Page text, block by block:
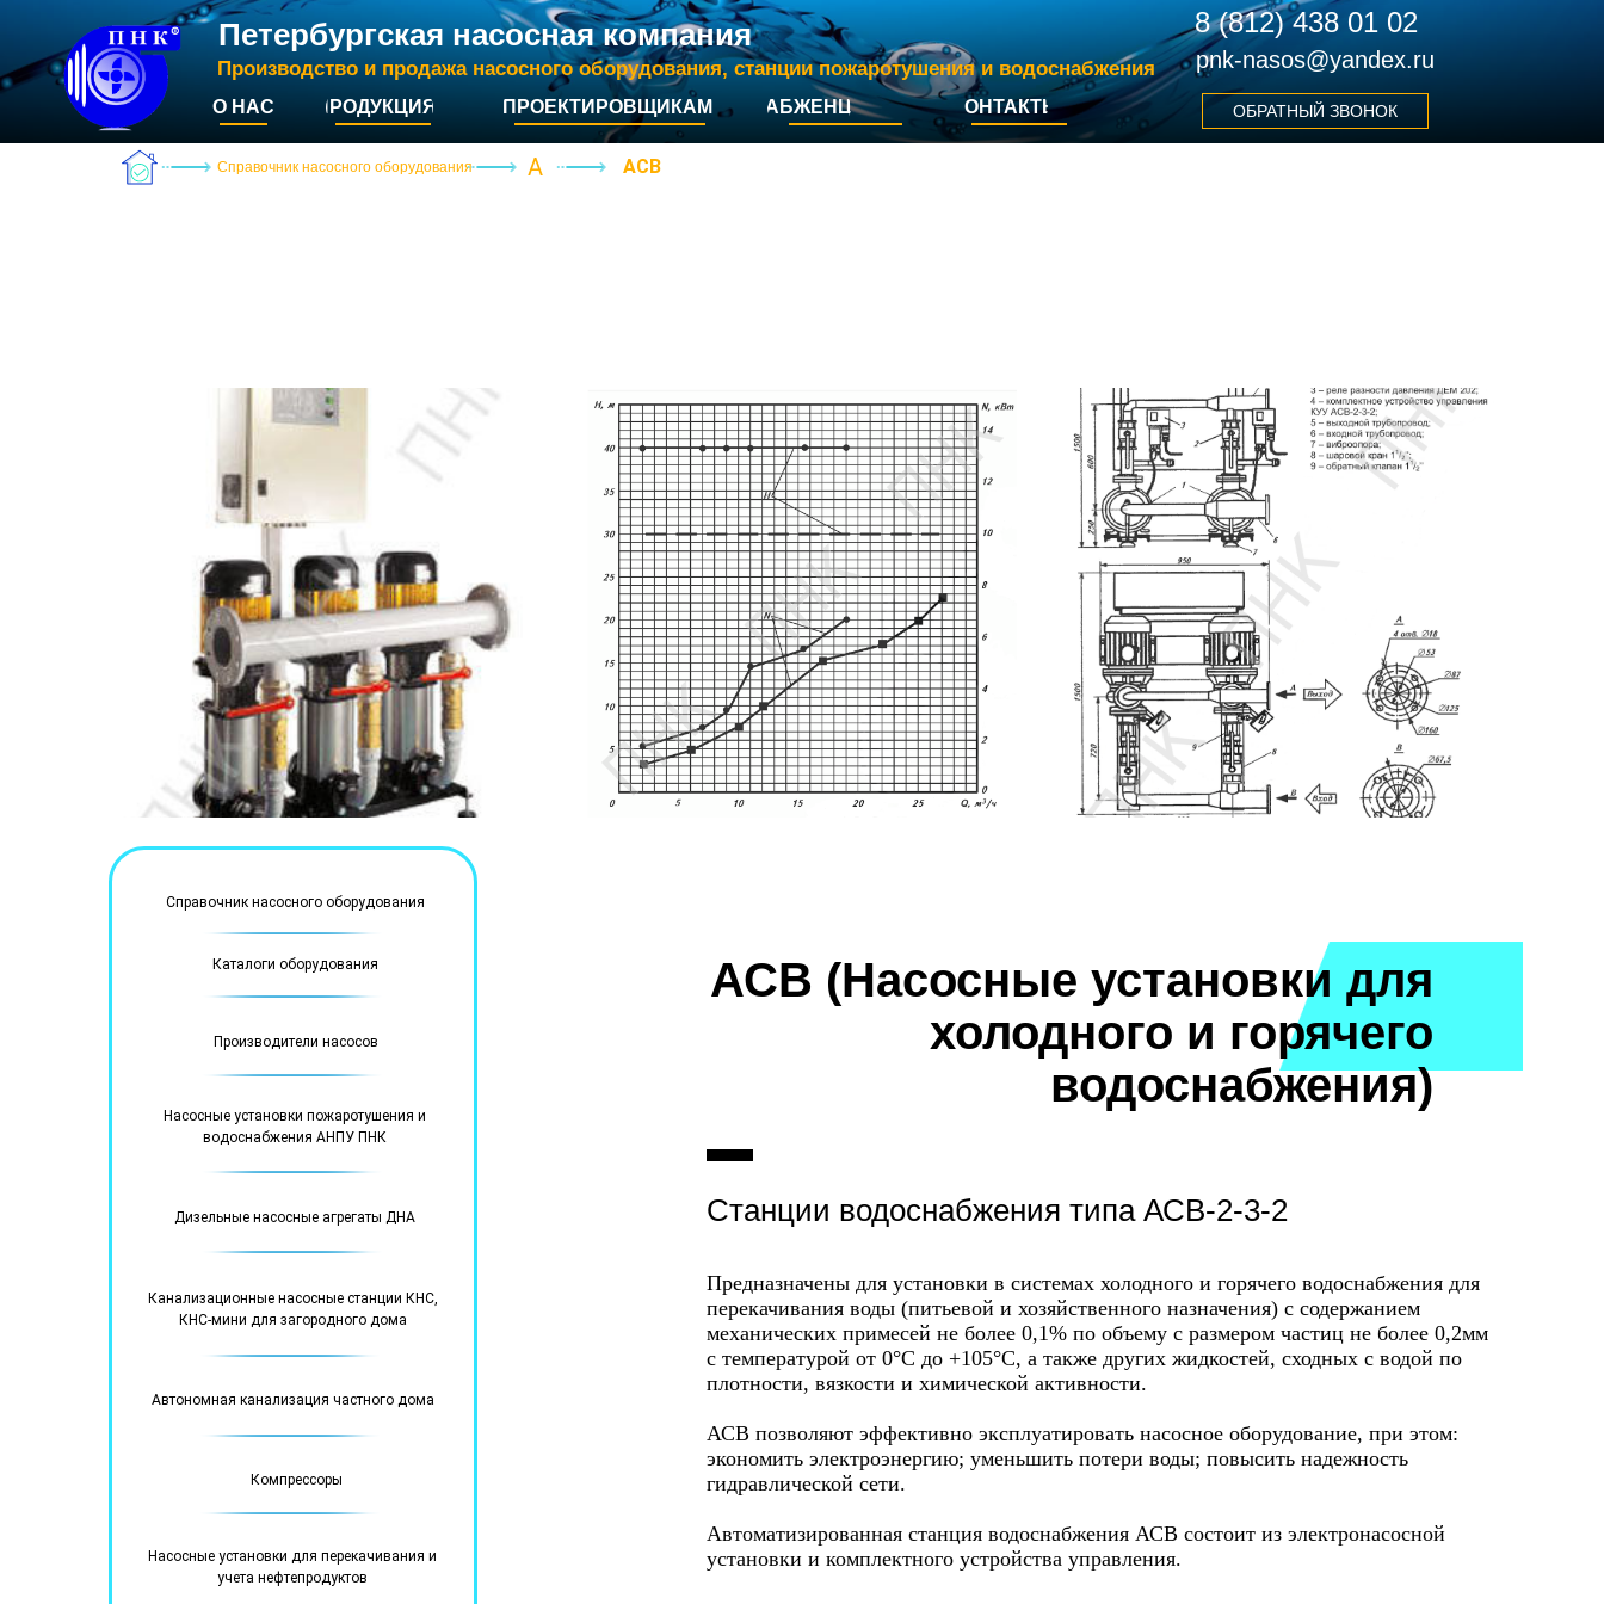
Петербургская насосная компания
ПРОДУКЦИЯ
О НАС ПРОЕКТИРОВЩИКАМ СНАБЖЕНЦАМ КОНТАКТЫ
8 (812) 438 01 02
ОБРАТНЫЙ ЗВОНОК
Производство и продажа насосного оборудования, станции пожаротушения и водоснабжения pnk-nasos@yandex.ru
Справочник насосного оборудования А АСВ
Справочник насосного оборудования
Каталоги оборудования
Производители насосов
Насосные установки пожаротушения и
водоснабжения АНПУ ПНК
Дизельные насосные агрегаты ДНА
Канализационные насосные станции КНС,
КНС-мини для загородного дома
Автономная канализация частного дома
Компрессоры
Насосные установки для перекачивания и
учета нефтепродуктов
АСВ (Насосные установки для
холодного и горячего
водоснабжения)
Предназначены для установки в системах холодного и горячего водоснабжения для
перекачивания воды (питьевой и хозяйственного назначения) с содержанием
механических примесей не более 0,1% по объему с размером частиц не более 0,2мм
с температурой от 0°С до +105°С, а также других жидкостей, сходных с водой по
плотности, вязкости и химической активности.
АСВ позволяют эффективно эксплуатировать насосное оборудование, при этом:
экономить электроэнергию; уменьшить потери воды; повысить надежность
гидравлической сети.
Автоматизированная станция водоснабжения АСВ состоит из электронасосной
установки и комплектного устройства управления.
Станции водоснабжения типа АСВ-2-3-2